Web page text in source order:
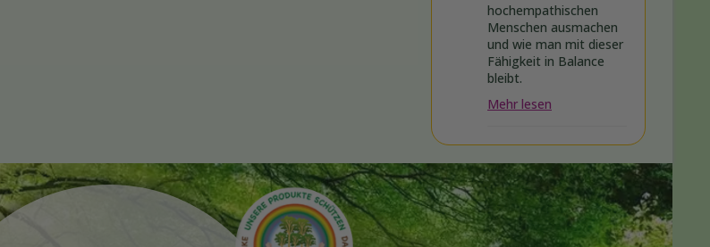
hochempathischen
Menschen ausmachen
und wie man mit dieser
Fähigkeit in Balance
bleibt.
Mehr lesen